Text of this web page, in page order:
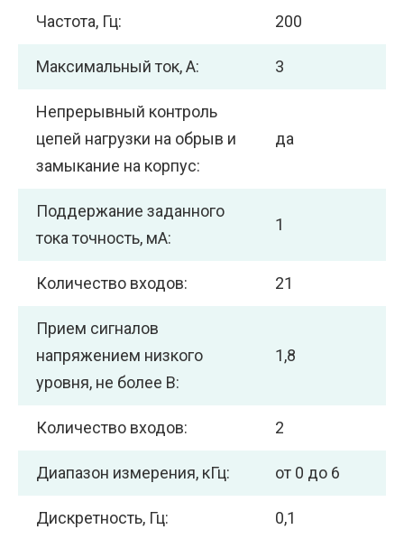
Частота, Гц: 200
Максимальный ток, А: 3
Непрерывный контроль
цепей нагрузки на обрыв и
замыкание на корпус:
да
Поддержание заданного
тока точность, мА:
1
Количество входов: 21
Прием сигналов
напряжением низкого
уровня, не более В:
1,8
Количество входов: 2
Диапазон измерения, кГц: от 0 до 6
Дискретность, Гц: 0,1